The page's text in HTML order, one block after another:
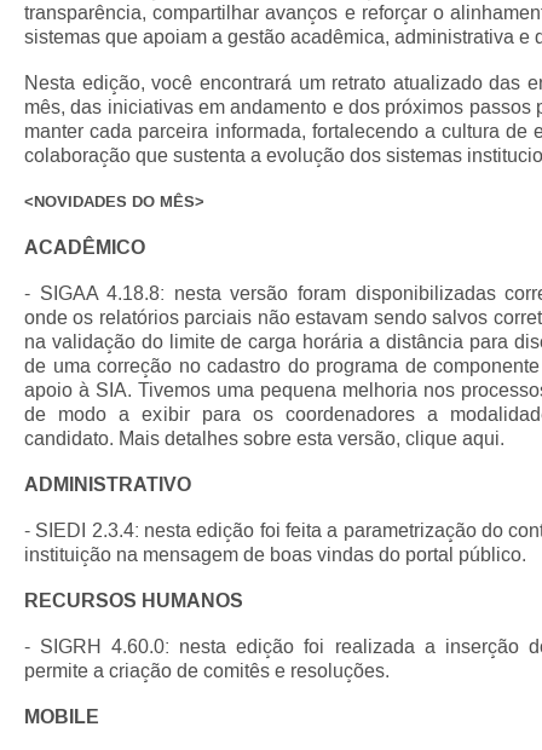
transparência, compartilhar avanços e reforçar o
sistemas que apoiam a gestão acadêmica, administrativa e
Nesta edição, você encontrará um retrato atualizado das
mês, das iniciativas em andamento e dos próximos passos
manter cada parceira informada, fortalecendo a cultura de
colaboração que sustenta a evolução dos sistemas
<NOVIDADES DO MÊS>
ACADÊMICO
- SIGAA 4.18.8: nesta versão foram disponibilizadas
onde os relatórios parciais não estavam sendo salvos
na validação do limite de carga horária a distância para
de uma correção no cadastro do programa de
apoio à SIA. Tivemos uma pequena melhoria nos
de modo a exibir para os coordenadores a
candidato. Mais detalhes sobre esta versão, clique aqui.
ADMINISTRATIVO
- SIEDI 2.3.4: nesta edição foi feita a parametrização do
instituição na mensagem de boas vindas do portal público.
RECURSOS HUMANOS
- SIGRH 4.60.0: nesta edição foi realizada a inserção
permite a criação de comitês e resoluções.
MOBILE